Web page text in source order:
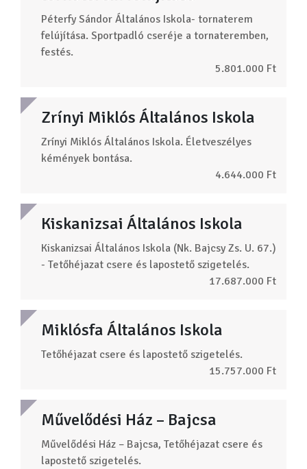
Péterfy Sándor Általános Iskola- tornaterem
felújítása. Sportpadló cseréje a tornateremben,
festés.
5.801.000 Ft
Zrínyi Miklós Általános Iskola
Zrínyi Miklós Általános Iskola. Életveszélyes
kémények bontása.
4.644.000 Ft
Kiskanizsai Általános Iskola
Kiskanizsai Általános Iskola (Nk. Bajcsy Zs. U. 67.)
- Tetőhéjazat csere és lapostető szigetelés.
17.687.000 Ft
Miklósfa Általános Iskola
Tetőhéjazat csere és lapostető szigetelés.
15.757.000 Ft
Művelődési Ház – Bajcsa
Művelődési Ház – Bajcsa, Tetőhéjazat csere és
lapostető szigetelés.